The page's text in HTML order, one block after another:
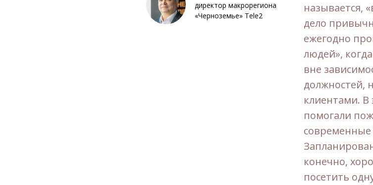
директор макрорегиона
«Черноземье» Tele2
называется,
дело
ежегодно
людей»,
вне
должностей,
клиентами. В
помогали
современные
конечно,
посетить